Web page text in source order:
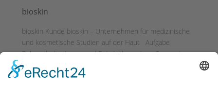
bioskin
bioskin Kunde bioskin – Unternehmen für medizinische
und kosmetische Studien auf der Haut Aufgabe
Relaunch des Logos und Entwicklung eines Corporate
Designs. Weiterhin wurden diverse Maßnahmen zur
Gewinnung von Probanden umgesetzt. Agentur da vinci